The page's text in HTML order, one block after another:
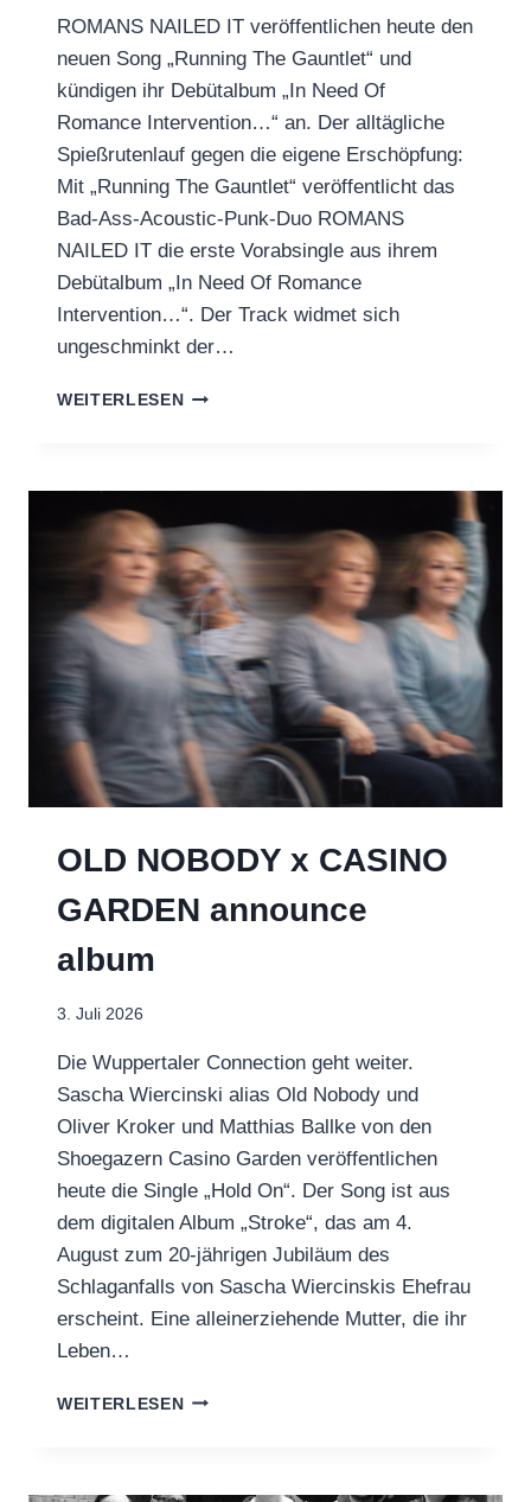
ROMANS NAILED IT veröffentlichen heute den
neuen Song „Running The Gauntlet“ und
kündigen ihr Debütalbum „In Need Of
Romance Intervention…“ an. Der alltägliche
Spießrutenlauf gegen die eigene Erschöpfung:
Mit „Running The Gauntlet“ veröffentlicht das
Bad-Ass-Acoustic-Punk-Duo ROMANS
NAILED IT die erste Vorabsingle aus ihrem
Debütalbum „In Need Of Romance
Intervention…“. Der Track widmet sich
ungeschminkt der…
WEITERLESENROMANS
SINGLE
DEBUT
ALBUM
PRE-
ORDER
OLD NOBODY x CASINO
GARDEN announce
album
3. Juli 2026
Die Wuppertaler Connection geht weiter.
Sascha Wiercinski alias Old Nobody und
Oliver Kroker und Matthias Ballke von den
Shoegazern Casino Garden veröffentlichen
heute die Single „Hold On“. Der Song ist aus
dem digitalen Album „Stroke“, das am 4.
August zum 20-jährigen Jubiläum des
Schlaganfalls von Sascha Wiercinskis Ehefrau
erscheint. Eine alleinerziehende Mutter, die ihr
Leben…
WEITERLESENOLD
GARDEN